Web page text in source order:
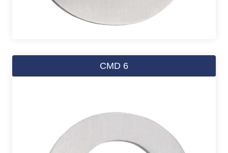
CMD 6